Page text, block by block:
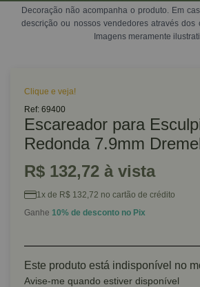
Decoração não acompanha o produto. Em
descrição ou nossos vendedores através dos
Imagens meramente
Clique e veja!
Ref: 69400
Escareador para
Redonda 7.9mm
R$ 132,72 à vista
1x de R$ 132,72 no cartão de crédito
Ganhe 10% de desconto no Pix
Este produto está indisponível no
Avise-me quando estiver disponível